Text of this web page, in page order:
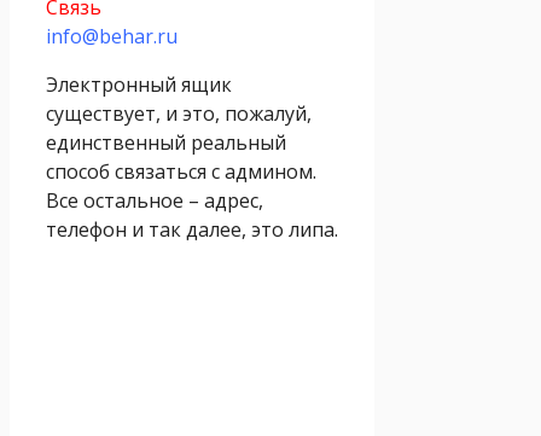
Связь
info@behar.ru
Электронный ящик
существует, и это, пожалуй,
единственный реальный
способ связаться с админом.
Все остальное – адрес,
телефон и так далее, это липа.